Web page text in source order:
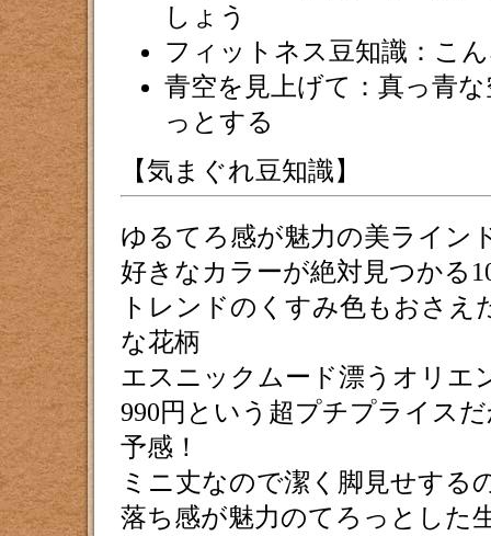
しょう
フィットネス豆知識：こ
青空を見上げて：真っ青
っとする
【気まぐれ豆知識】
ゆるてろ感が魅力の美ライン
好きなカラーが絶対見つかる
トレンドのくすみ色もおさえ
な花柄
エスニックムード漂うオリエ
990円という超プチプライス
予感！
ミニ丈なので潔く脚見せす
落ち感が魅力のてろっとした